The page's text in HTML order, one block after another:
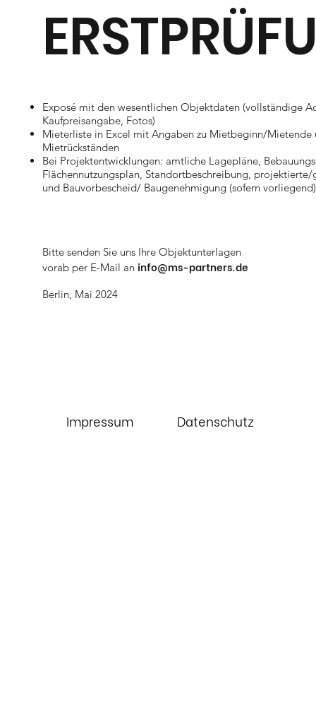
Exposé mit den wesentlichen Objektdaten (vollständige
Kaufpreisangabe, Fotos)
Mieterliste in Excel mit Angaben zu Mietbeginn/Mietende
Mietrückständen
Bei Projektentwicklungen: amtliche Lagepläne,
Flächennutzungsplan, Standortbeschreibung,
und Bauvorbescheid/ Baugenehmigung (sofern vorliegend)
Bitte senden Sie uns Ihre Objektunterlagen
vorab per E-Mail an info@ms-partners.de
Berlin, Mai 2024
Impressum Datenschutz